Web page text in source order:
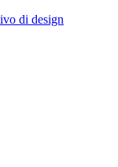
di design